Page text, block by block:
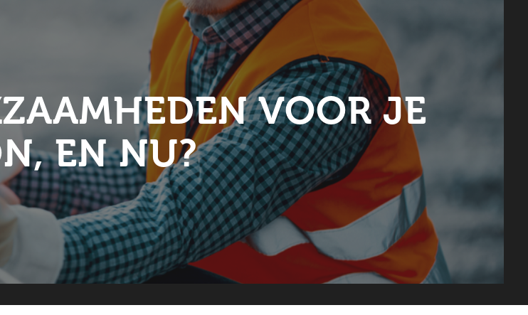
VOOR JE
EN NU?